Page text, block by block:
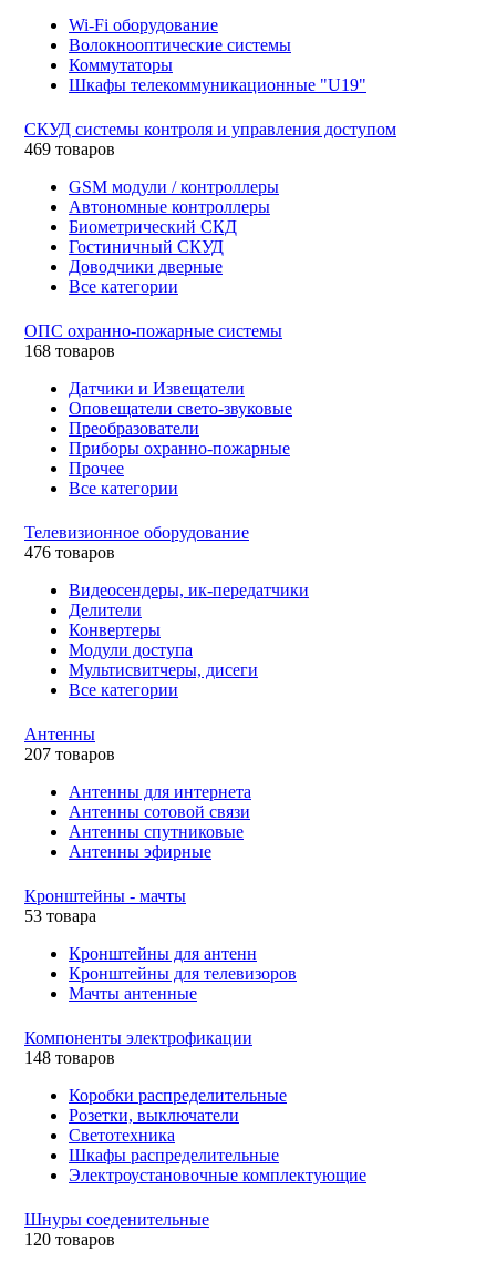
Wi-Fi оборудование
Волокнооптические системы
Коммутаторы
Шкафы телекоммуникационные "U19"
СКУД системы контроля и управления доступом
469 товаров
GSM модули / контроллеры
Автономные контроллеры
Биометрический СКД
Гостиничный СКУД
Доводчики дверные
Все категории
ОПС охранно-пожарные системы
168 товаров
Датчики и Извещатели
Оповещатели свето-звуковые
Преобразователи
Приборы охранно-пожарные
Прочее
Все категории
Телевизионное оборудование
476 товаров
Видеосендеры, ик-передатчики
Делители
Конвертеры
Модули доступа
Мультисвитчеры, дисеги
Все категории
Антенны
207 товаров
Антенны для интернета
Антенны сотовой связи
Антенны спутниковые
Антенны эфирные
Кронштейны - мачты
53 товара
Кронштейны для антенн
Кронштейны для телевизоров
Мачты антенные
Компоненты электрофикации
148 товаров
Коробки распределительные
Розетки, выключатели
Светотехника
Шкафы распределительные
Электроустановочные комплектующие
Шнуры соеденительные
120 товаров